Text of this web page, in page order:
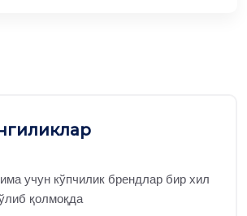
учун кўпчилик брендлар бир хил
қолмоқда